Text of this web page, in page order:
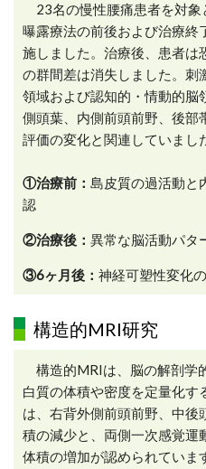
23名の慢性腰痛患者を対象
曝露療法の前後および治療
施しました。治療後、患者は
の群間差は消失しました。刺
領域および認知的・情動的脳
側頭葉、内側前頭前野、後部
評価の変化と関連していまし
①治療前： 島皮質の過活動と
認
②治療後： 異常な脳活動パタ
③6ヶ月後： 神経可塑性変化
構造的MRI研究
構造的MRIは、脳の解剖学
白質の体積や密度を定量化す
は、右背外側前頭前野、中後
積の減少と、両側一次感覚運
体積の増加が認められていま